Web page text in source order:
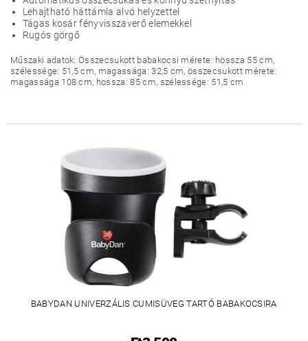
Lehajtható háttámla alvó helyzettel
Tágas kosár fényvisszaverő elemekkel
Rugós görgő
Műszaki adatok: Összecsukott babakocsi mérete: hossza 55 cm,
szélessége: 51,5 cm, magassága: 32,5 cm, összecsukott mérete:
magassága 108 cm, hossza: 85 cm, szélessége: 51,5 cm
BABYDAN UNIVERZÁLIS CUMISÜVEG TARTÓ BABAKOCSIRA